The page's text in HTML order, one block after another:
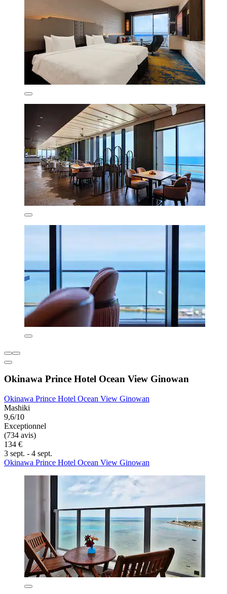
Okinawa Prince Hotel Ocean View Ginowan
Okinawa Prince Hotel Ocean View Ginowan
Mashiki
9,6/10
Exceptionnel
(734 avis)
134 €
3 sept. - 4 sept.
Okinawa Prince Hotel Ocean View Ginowan